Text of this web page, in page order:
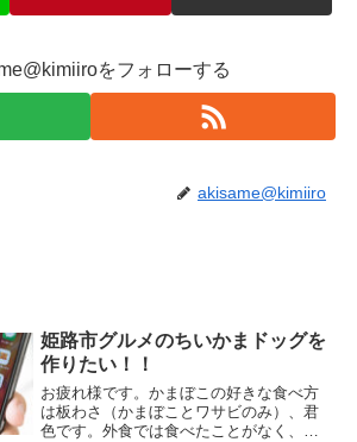
をフォローする
akisame@kimiiro
姫路市グルメのちいかまドッグを
作りたい！！
お疲れ様です。かまぼこの好きな食べ方
は板わさ（かまぼことワサビのみ）、君
色です。外食では食べたことがなく、自